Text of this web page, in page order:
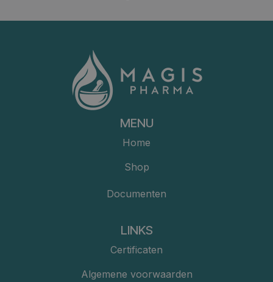
MENU
Home
Shop
Documenten
LINKS
Certificaten
Algemene voorwaarden